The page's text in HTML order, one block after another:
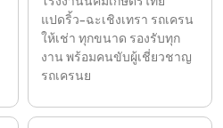
แปดริ้ว-ฉะเชิงเทรา รถเครน
ให้เช่า ทุกขนาด รองรับทุก
งาน พร้อมคนขับผู้เชี่ยวชาญ
รถเครนย